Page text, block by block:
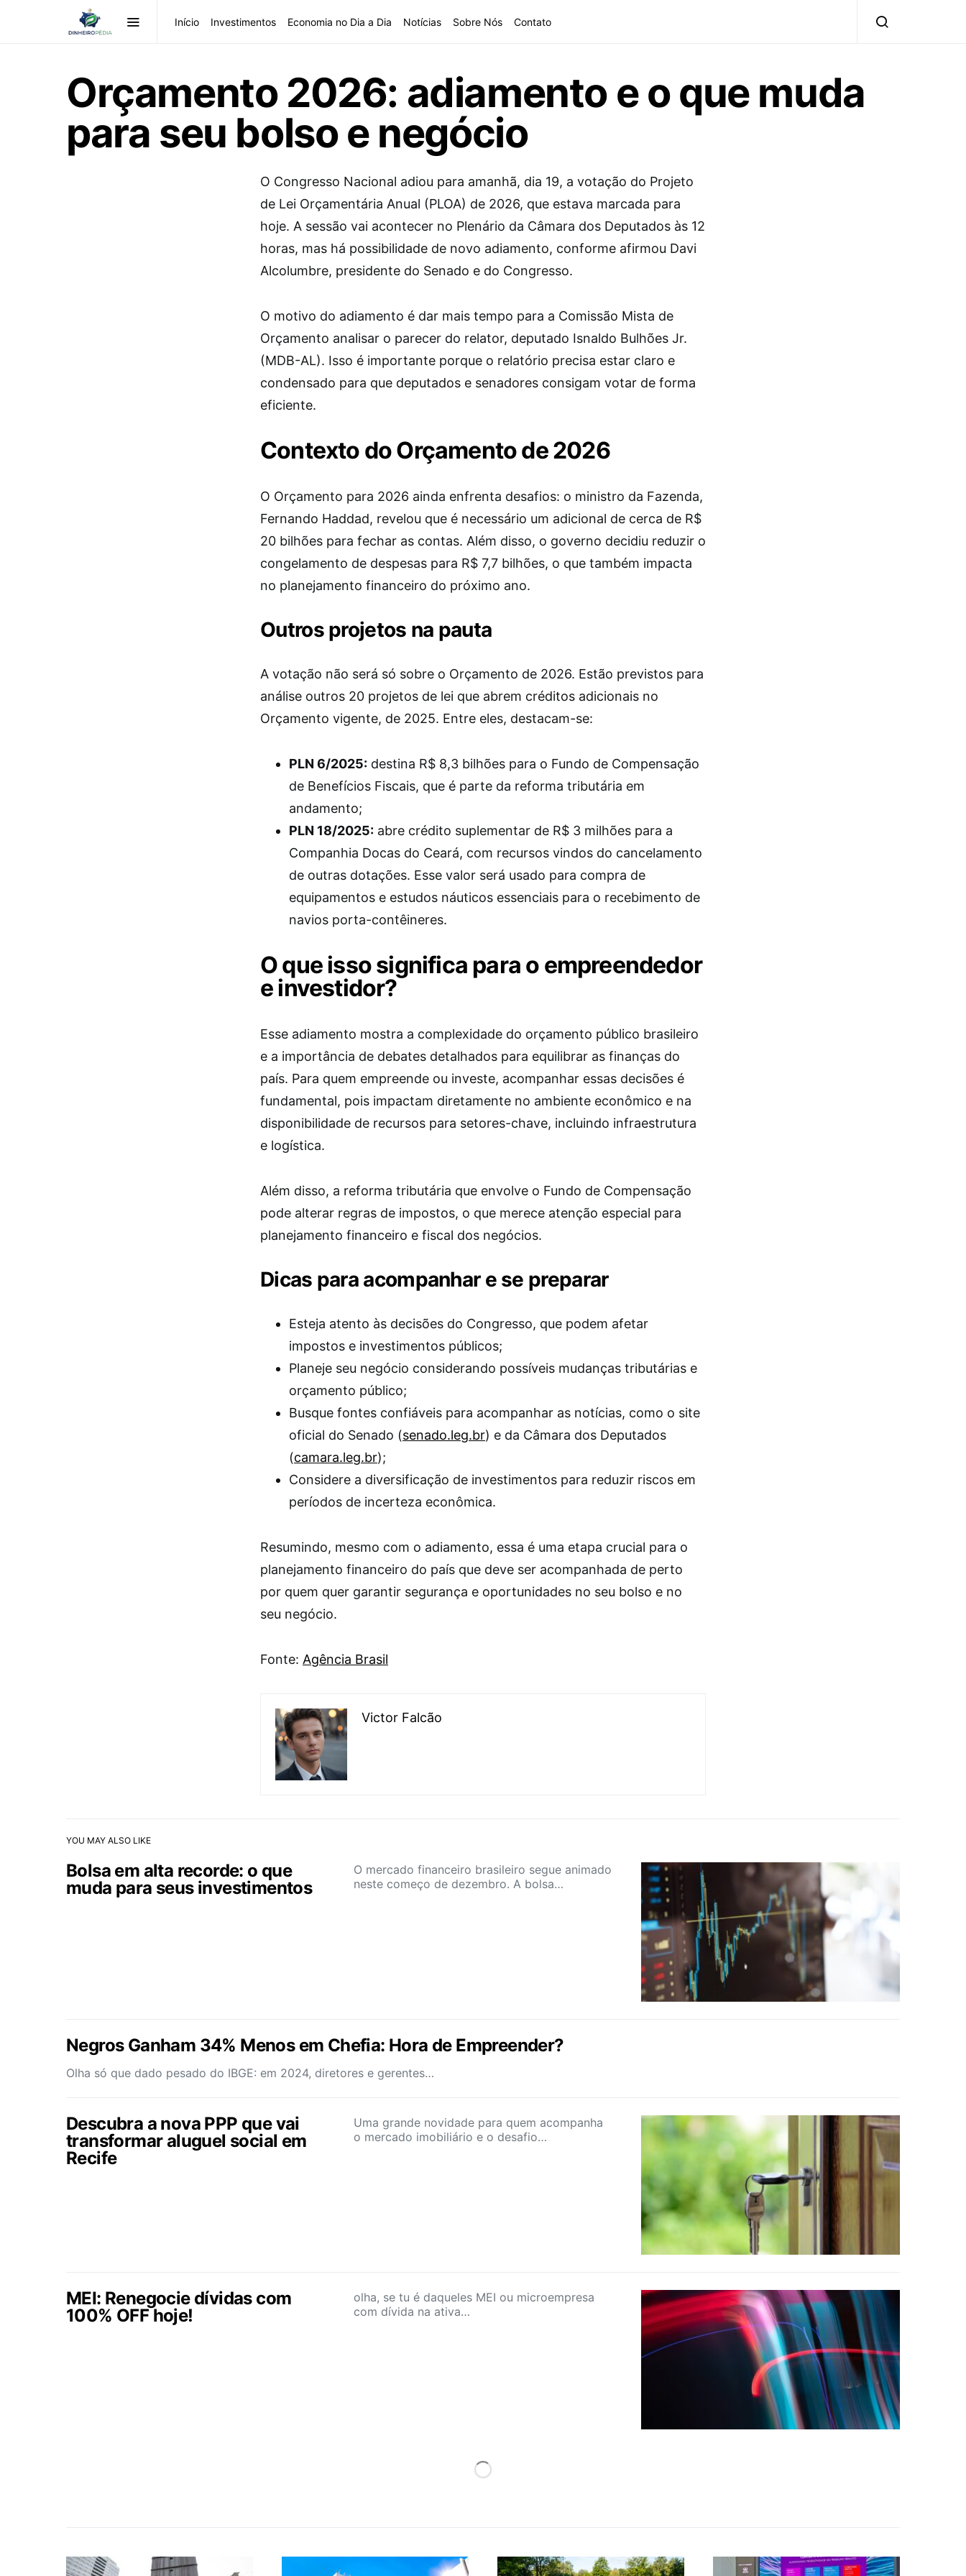
Início Investimentos Economia no Dia a Dia Notícias Sobre Nós Contato
Orçamento 2026: adiamento e o que muda
para seu bolso e negócio
O Congresso Nacional adiou para amanhã, dia 19, a votação do Projeto
de Lei Orçamentária Anual (PLOA) de 2026, que estava marcada para
hoje. A sessão vai acontecer no Plenário da Câmara dos Deputados às 12
horas, mas há possibilidade de novo adiamento, conforme afirmou Davi
Alcolumbre, presidente do Senado e do Congresso.
O motivo do adiamento é dar mais tempo para a Comissão Mista de
Orçamento analisar o parecer do relator, deputado Isnaldo Bulhões Jr.
(MDB-AL). Isso é importante porque o relatório precisa estar claro e
condensado para que deputados e senadores consigam votar de forma
eficiente.
Contexto do Orçamento de 2026
O Orçamento para 2026 ainda enfrenta desafios: o ministro da Fazenda,
Fernando Haddad, revelou que é necessário um adicional de cerca de R$
20 bilhões para fechar as contas. Além disso, o governo decidiu reduzir o
congelamento de despesas para R$ 7,7 bilhões, o que também impacta
no planejamento financeiro do próximo ano.
Outros projetos na pauta
A votação não será só sobre o Orçamento de 2026. Estão previstos para
análise outros 20 projetos de lei que abrem créditos adicionais no
Orçamento vigente, de 2025. Entre eles, destacam-se:
PLN 6/2025: destina R$ 8,3 bilhões para o Fundo de Compensação
de Benefícios Fiscais, que é parte da reforma tributária em
andamento;
PLN 18/2025: abre crédito suplementar de R$ 3 milhões para a
Companhia Docas do Ceará, com recursos vindos do cancelamento
de outras dotações. Esse valor será usado para compra de
equipamentos e estudos náuticos essenciais para o recebimento de
navios porta-contêineres.
O que isso significa para o empreendedor
e investidor?
Esse adiamento mostra a complexidade do orçamento público brasileiro
e a importância de debates detalhados para equilibrar as finanças do
país. Para quem empreende ou investe, acompanhar essas decisões é
fundamental, pois impactam diretamente no ambiente econômico e na
disponibilidade de recursos para setores-chave, incluindo infraestrutura
e logística.
Além disso, a reforma tributária que envolve o Fundo de Compensação
pode alterar regras de impostos, o que merece atenção especial para
planejamento financeiro e fiscal dos negócios.
Dicas para acompanhar e se preparar
Esteja atento às decisões do Congresso, que podem afetar
impostos e investimentos públicos;
Planeje seu negócio considerando possíveis mudanças tributárias e
orçamento público;
Busque fontes confiáveis para acompanhar as notícias, como o site
oficial do Senado (senado.leg.br) e da Câmara dos Deputados
(camara.leg.br);
Considere a diversificação de investimentos para reduzir riscos em
períodos de incerteza econômica.
Resumindo, mesmo com o adiamento, essa é uma etapa crucial para o
planejamento financeiro do país que deve ser acompanhada de perto
por quem quer garantir segurança e oportunidades no seu bolso e no
seu negócio.
Fonte: Agência Brasil
Victor Falcão
YOU MAY ALSO LIKE
Bolsa em alta recorde: o que
muda para seus investimentos
O mercado financeiro brasileiro segue animado
neste começo de dezembro. A bolsa…
Negros Ganham 34% Menos em Chefia: Hora de Empreender?
Olha só que dado pesado do IBGE: em 2024, diretores e gerentes…
Descubra a nova PPP que vai
transformar aluguel social em
Recife
Uma grande novidade para quem acompanha
o mercado imobiliário e o desafio…
MEI: Renegocie dívidas com
100% OFF hoje!
olha, se tu é daqueles MEI ou microempresa
com dívida na ativa…